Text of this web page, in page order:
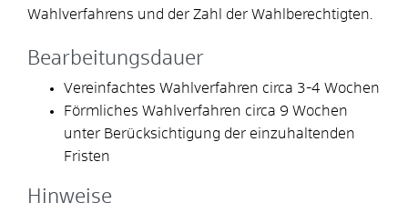
Wahlverfahrens und der Zahl der Wahlberechtigten.
Bearbeitungsdauer
Vereinfachtes Wahlverfahren circa 3-4 Wochen
Förmliches Wahlverfahren circa 9 Wochen
unter Berücksichtigung der einzuhaltenden
Fristen
Hinweise